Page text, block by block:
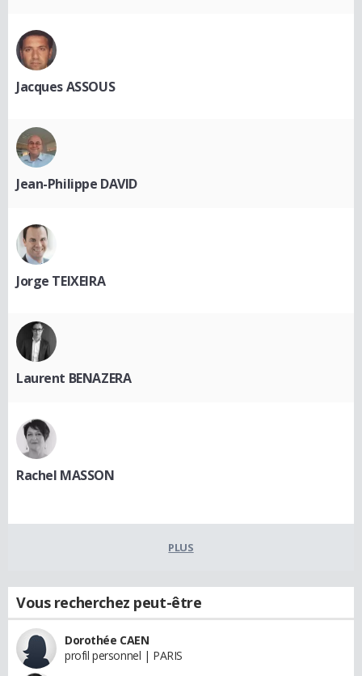
Jacques ASSOUS
Jean-Philippe DAVID
Jorge TEIXEIRA
Laurent BENAZERA
Rachel MASSON
PLUS
Vous recherchez peut-être
Dorothée CAEN
profil personnel | PARIS